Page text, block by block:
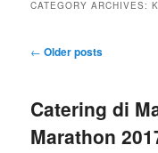
CATEGORY ARCHIVES:
Post
← Older posts
Catering di
Marathon